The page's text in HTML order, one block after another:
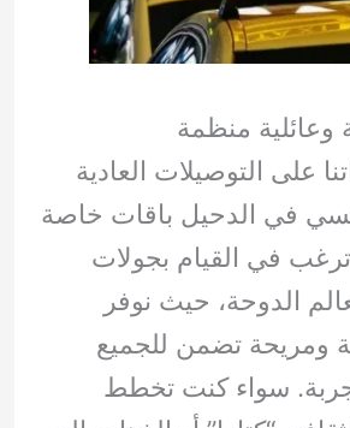
وعائلية منظمة
على التوصيلات العادية
في الدحيل باقات خاصة
ترغب في القيام بجولات
الدوحة، حيث نوفر
ومريحة تضمن للجميع
سواء كنت تخطط